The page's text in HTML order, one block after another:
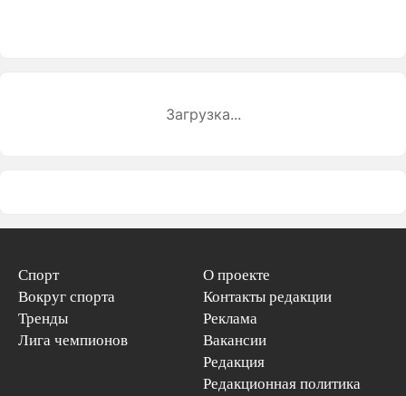
Загрузка...
Спорт
Вокруг спорта
Тренды
Лига чемпионов
О проекте
Контакты редакции
Реклама
Вакансии
Редакция
Редакционная политика